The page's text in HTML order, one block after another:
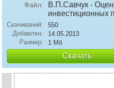
Файл:
В.П.Савчук -
инвестиционных
Скачиваний:
550
Добавлен:
14.05.2013
Размер:
1 Мб
Скачать